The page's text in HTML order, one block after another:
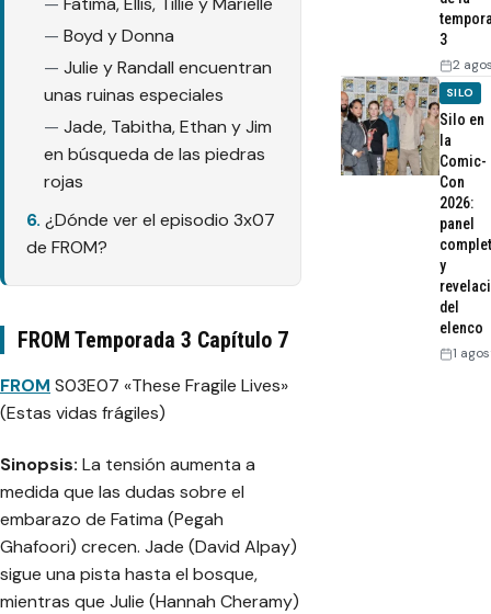
Boyd y Donna
Julie y Randall encuentran
unas ruinas especiales
Jade, Tabitha, Ethan y Jim
en búsqueda de las piedras
rojas
¿Dónde ver el episodio 3x07
de FROM?
FROM Temporada 3 Capítulo 7
FROM S03E07 «These Fragile Lives»
(Estas vidas frágiles)
Sinopsis: La tensión aumenta a
medida que las dudas sobre el
embarazo de Fatima (Pegah
Ghafoori) crecen. Jade (David Alpay)
sigue una pista hasta el bosque,
mientras que Julie (Hannah Cheramy)
3
2
SILO
Silo en
la
Comic-
Con
2026:
panel
y
del
elenco
1